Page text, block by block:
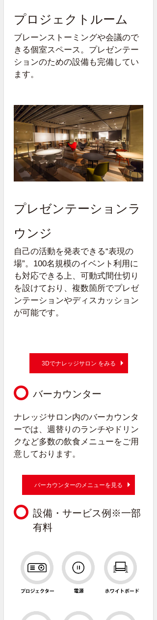
プロジェクトルーム
ブレーンストーミングや会議ので
きる個室スペース。プレゼンテー
ションのための設備も完備してい
ます。
プレゼンテーションラ
ウンジ
自己の活動を発表できる“表現の
場”。100名規模のイベント利用に
も対応できる上、可動式間仕切り
を設けており、複数箇所でプレゼ
ンテーションやディスカッション
が可能です。
3Dでナレッジサロン をみる
バーカウンター
ナレッジサロン内のバーカウンタ
ーでは、週替りのランチやドリン
クなど多数の飲食メニューをご用
意しております。
バーカウンターのメニューを見る
設備・サービス例 ※一部
有料